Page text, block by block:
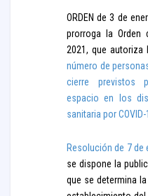
ORDEN de 3 de
prorroga la Orden
2021, que autoriza
número de
cierre previstos
espacio en los
sanitaria por COVID-
Resolución de 7 de
se dispone la
que se determina